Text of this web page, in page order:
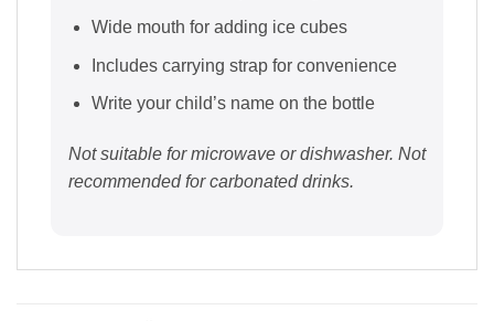
Wide mouth for adding ice cubes
Includes carrying strap for convenience
Write your child’s name on the bottle
Not suitable for microwave or dishwasher. Not
recommended for carbonated drinks.